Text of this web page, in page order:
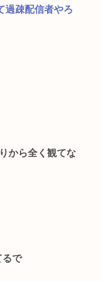
過疎配信者やろ
から全く観てな
るで